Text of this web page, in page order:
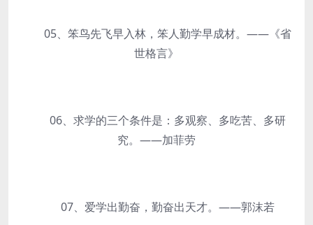
05、笨鸟先飞早入林，笨人勤学早成材。——《省
世格言》
06、求学的三个条件是：多观察、多吃苦、多研
究。——加菲劳
07、爱学出勤奋，勤奋出天才。——郭沫若